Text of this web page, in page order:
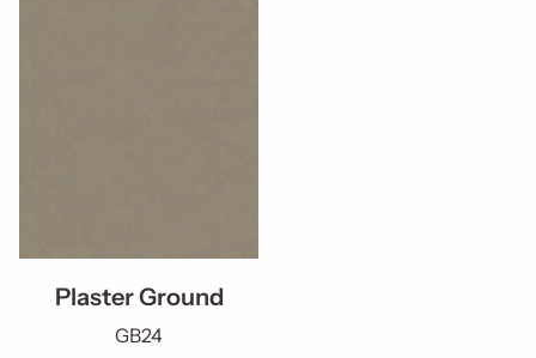
Plaster Ground
GB24